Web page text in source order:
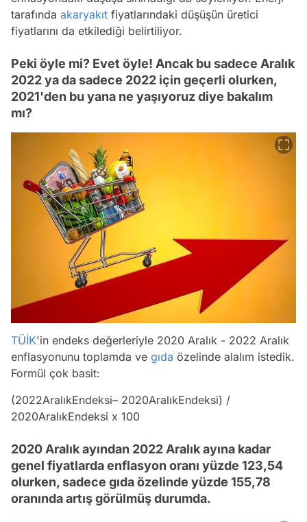
tarafında akaryakıt fiyatlarındaki düşüşün üretici
fiyatlarını da etkilediği belirtiliyor.
Peki öyle mi? Evet öyle! Ancak bu sadece Aralık
2022 ya da sadece 2022 için geçerli olurken,
2021'den bu yana ne yaşıyoruz diye bakalım
mı?
TÜİK'in endeks değerleriyle 2020 Aralık - 2022 Aralık
enflasyonunu toplamda ve gıda özelinde alalım istedik.
Formül çok basit:
(2022AralıkEndeksi– 2020AralıkEndeksi) /
2020AralıkEndeksi x 100
2020 Aralık ayından 2022 Aralık ayına kadar
genel fiyatlarda enflasyon oranı yüzde 123,54
olurken, sadece gıda özelinde yüzde 155,78
oranında artış görülmüş durumda.